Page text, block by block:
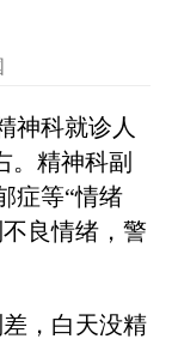
神科就诊人
。精神科副
症等“情绪
良情绪，警
，白天没精